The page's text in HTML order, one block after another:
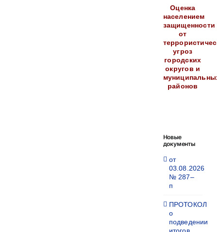
Оценка
населением
защищенности
от
угроз
городских
округов и
районов
Новые
документы
от
03.08.2026
№ 287–
п
ПРОТОКОЛ
о
подведении